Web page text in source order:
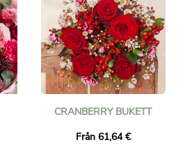
CRANBERRY BUKETT
Från 61,64 €